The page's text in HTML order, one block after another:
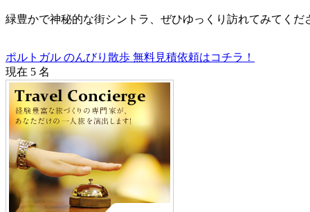
緑豊かで神秘的な街シントラ、ぜひゆっくり訪れてみてくだ
ポルトガル のんびり散歩 無料見積依頼はコチラ！
現在 5 名